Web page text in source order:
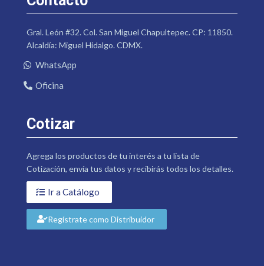
Gral. León #32. Col. San Miguel Chapultepec. CP: 11850.
Alcaldía: Miguel Hidalgo. CDMX.
WhatsApp
Oficina
Cotizar
Agrega los productos de tu interés a tu lista de
Cotización, envía tus datos y recibirás todos los detalles.
Ir a Catálogo
Regístrate como Distribuidor